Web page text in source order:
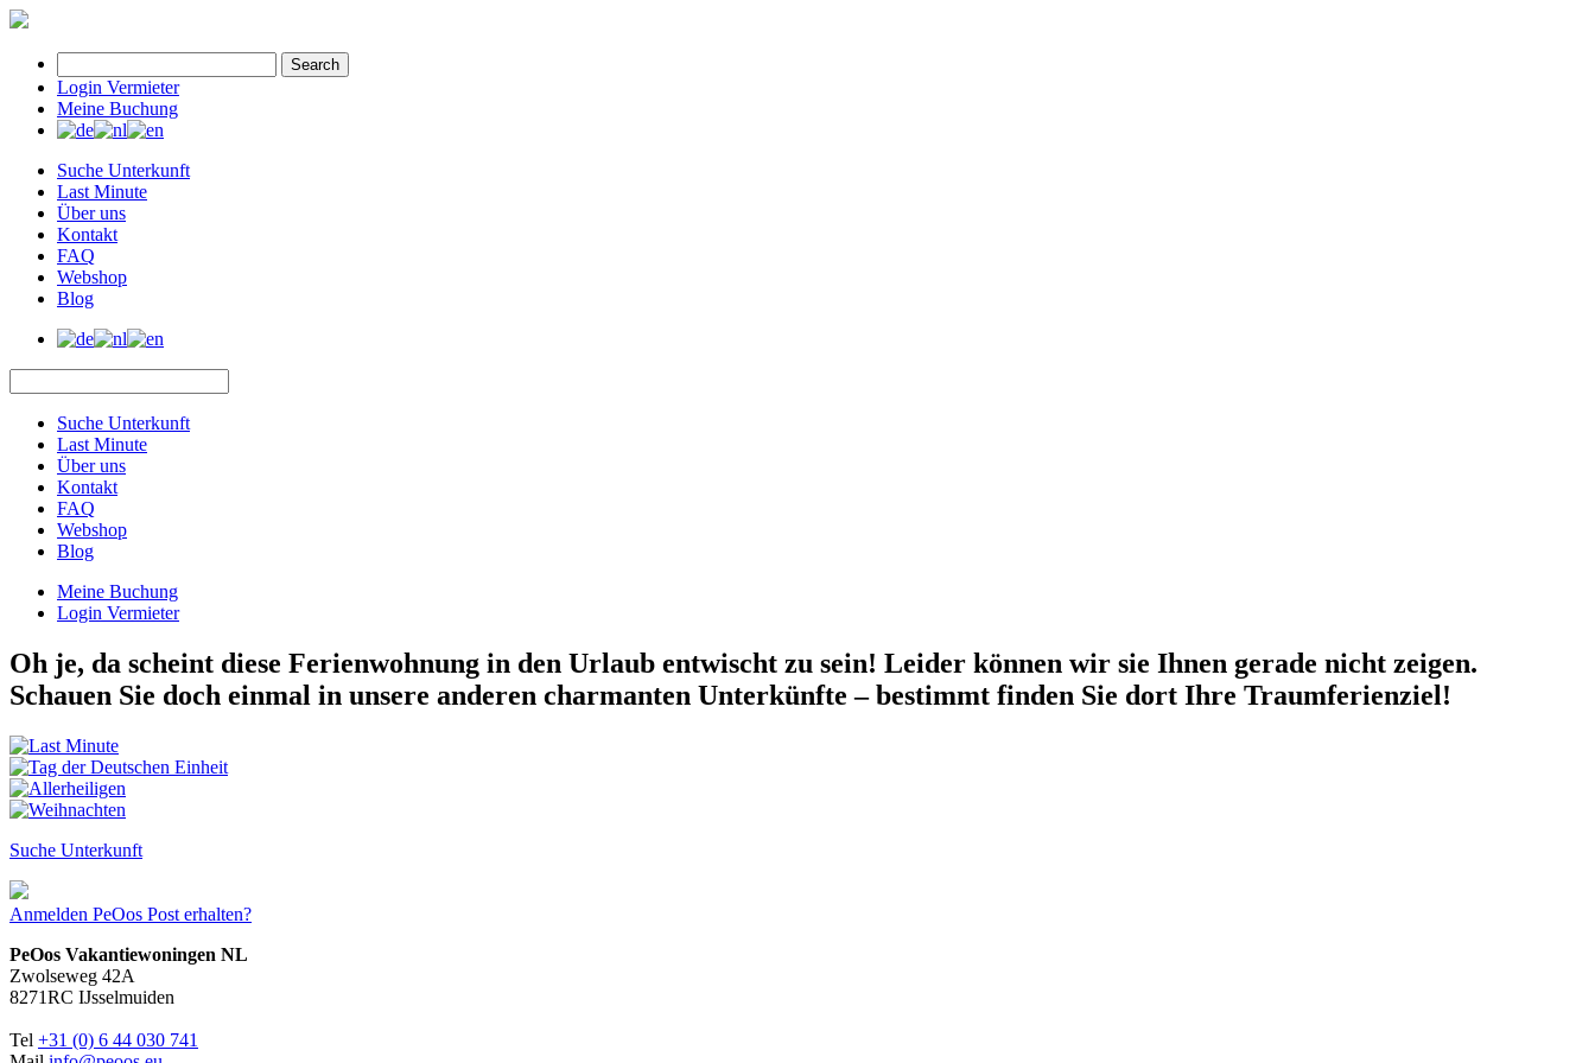
Search
Login Vermieter
Meine Buchung
Suche Unterkunft
Last Minute
Über uns
Kontakt
FAQ
Webshop
Blog
Suche Unterkunft
Last Minute
Über uns
Kontakt
FAQ
Webshop
Blog
Meine Buchung
Login Vermieter
Oh je, da scheint diese Ferienwohnung in den Urlaub entwischt zu sein! Leider können wir sie Ihnen gerade nicht zeigen.
Schauen Sie doch einmal in unsere anderen charmanten Unterkünfte – bestimmt finden Sie dort Ihre Traumferienziel!
Suche Unterkunft
Anmelden PeOos Post erhalten?
PeOos Vakantiewoningen NL
Zwolseweg 42A
8271RC IJsselmuiden
Tel +31 (0) 6 44 030 741